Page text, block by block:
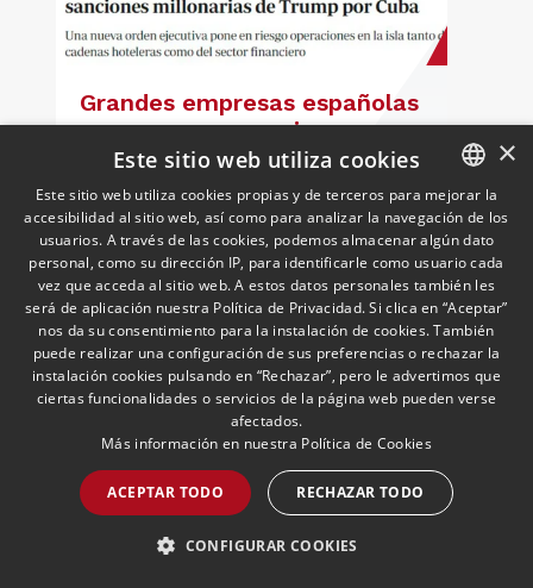
Grandes empresas españolas
se exponen a sanciones
millonarias de Trump por
Cuba
Ignacio Aparicio, responsable del Cuban
Desk, analiza en ABC el impacto para las
empresas españolas del endurecimiento
de las sanciones de EE.UU. contra Cuba.
SPANISH
ENGLISH
PORTUGUESE
×
Este sitio web utiliza cookies
Este sitio web utiliza cookies propias y de terceros para mejorar la
accesibilidad al sitio web, así como para analizar la navegación de los
usuarios. A través de las cookies, podemos almacenar algún dato
personal, como su dirección IP, para identificarle como usuario cada
vez que acceda al sitio web. A estos datos personales también les
será de aplicación nuestra Política de Privacidad. Si clica en “Aceptar”
nos da su consentimiento para la instalación de cookies. También
puede realizar una configuración de sus preferencias o rechazar la
instalación cookies pulsando en “Rechazar”, pero le advertimos que
ciertas funcionalidades o servicios de la página web pueden verse
afectados.
Más información en nuestra Política de Cookies
ACEPTAR TODO RECHAZAR TODO
CONFIGURAR COOKIES